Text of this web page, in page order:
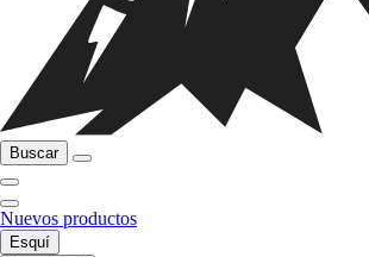
Buscar
Nuevos productos
Esquí